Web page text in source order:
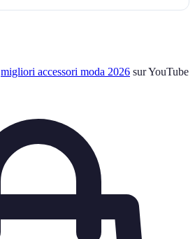
migliori accessori moda 2026 sur YouTube